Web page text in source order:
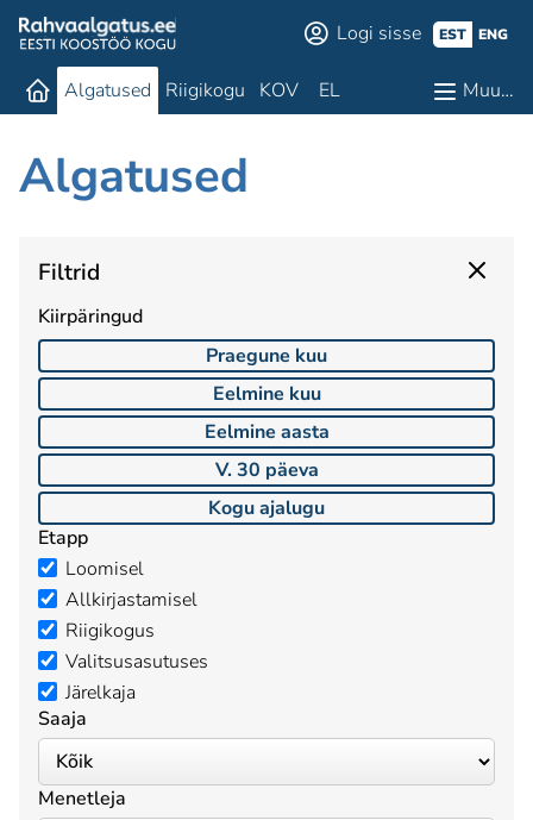
Logi sisse EST ENG
Algatused Riigikogu KOV EL Muu…
Algatused
Filtrid
Kiirpäringud
Praegune kuu
Eelmine kuu
Eelmine aasta
V. 30 päeva
Kogu ajalugu
Etapp
Loomisel
Allkirjastamisel
Riigikogus
Valitsusasutuses
Järelkaja
Saaja
Menetleja